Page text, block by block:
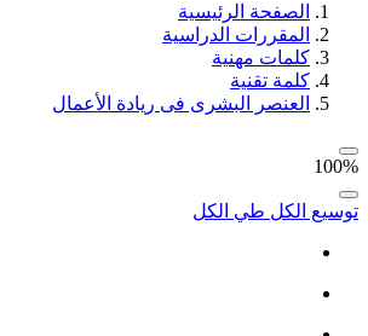
الصفحة الرئيسية
المقررات الدراسية
كلمات مهنية
كلمة تقنية
العنصر البشرى فى ريادة الأعمال
100%
توسيع الكل طي الكل